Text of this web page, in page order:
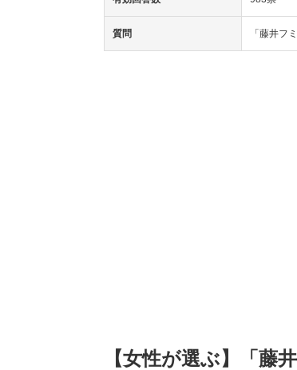
質問 「藤井フ
【女性が選ぶ】「藤